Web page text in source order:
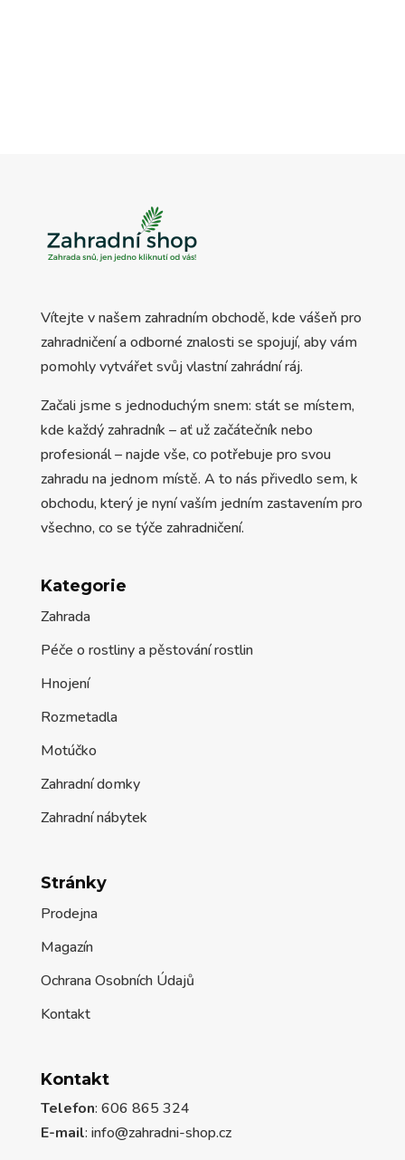
Vítejte v našem zahradním obchodě, kde vášeň pro
zahradničení a odborné znalosti se spojují, aby vám
pomohly vytvářet svůj vlastní zahrádní ráj.
Začali jsme s jednoduchým snem: stát se místem,
kde každý zahradník – ať už začátečník nebo
profesionál – najde vše, co potřebuje pro svou
zahradu na jednom místě. A to nás přivedlo sem, k
obchodu, který je nyní vaším jedním zastavením pro
všechno, co se týče zahradničení.
Kategorie
Zahrada
Péče o rostliny a pěstování rostlin
Hnojení
Rozmetadla
Motúčko
Zahradní domky
Zahradní nábytek
Stránky
Prodejna
Magazín
Ochrana Osobních Údajů
Kontakt
Kontakt
Telefon: 606 865 324
E-mail: info@zahradni-shop.cz